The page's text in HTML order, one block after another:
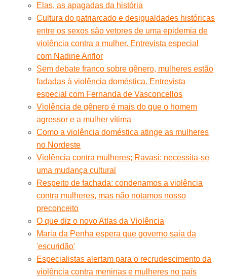
Elas, as apagadas da história
Cultura do patriarcado e desigualdades históricas
entre os sexos são vetores de uma epidemia de
violência contra a mulher. Entrevista especial
com Nadine Anflor
Sem debate franco sobre gênero, mulheres estão
fadadas à violência doméstica. Entrevista
especial com Fernanda de Vasconcellos
Violência de gênero é mais do que o homem
agressor e a mulher vítima
Como a violência doméstica atinge as mulheres
no Nordeste
Violência contra mulheres; Ravasi: necessita-se
uma mudança cultural
Respeito de fachada: condenamos a violência
contra mulheres, mas não notamos nosso
preconceito
O que diz o novo Atlas da Violência
Maria da Penha espera que governo saia da
'escuridão'
Especialistas alertam para o recrudescimento da
violência contra meninas e mulheres no país